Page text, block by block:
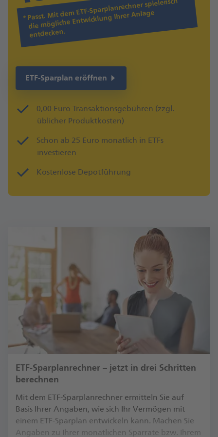
Passt. Mit dem ETF-Sparplanrechner spielerisch
die mögliche Entwicklung Ihrer Anlage
entdecken.
ETF-Sparplan eröffnen
0,00 Euro Transaktionsgebühren (zzgl.
üblicher Produktkosten)
Schon ab 25 Euro monatlich in ETFs
investieren
Kostenlose Depotführung
ETF-Sparplanrechner – jetzt in drei Schritten
berechnen
Mit dem ETF-Sparplanrechner ermitteln Sie auf
Basis Ihrer Angaben, wie sich Ihr Vermögen mit
einem ETF-Sparplan entwickeln kann. Machen Sie
Angaben zu Ihrer monatlichen Sparrate bzw. Ihrem